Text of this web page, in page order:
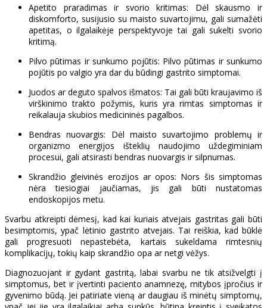
Apetito praradimas ir svorio kritimas: Dėl skausmo ir
diskomforto, susijusio su maisto suvartojimu, gali sumažėti
apetitas, o ilgalaikėje perspektyvoje tai gali sukelti svorio
kritimą.
Pilvo pūtimas ir sunkumo pojūtis: Pilvo pūtimas ir sunkumo
pojūtis po valgio yra dar du būdingi gastrito simptomai.
Juodos ar deguto spalvos išmatos: Tai gali būti kraujavimo iš
virškinimo trakto požymis, kuris yra rimtas simptomas ir
reikalauja skubios medicininės pagalbos.
Bendras nuovargis: Dėl maisto suvartojimo problemų ir
organizmo energijos išteklių naudojimo uždegiminiam
procesui, gali atsirasti bendras nuovargis ir silpnumas.
Skrandžio gleivinės erozijos ar opos: Nors šis simptomas
nėra tiesiogiai jaučiamas, jis gali būti nustatomas
endoskopijos metu.
Svarbu atkreipti dėmesį, kad kai kuriais atvejais gastritas gali būti
besimptomis, ypač lėtinio gastrito atvejais. Tai reiškia, kad būklė
gali progresuoti nepastebėta, kartais sukeldama rimtesnių
komplikacijų, tokių kaip skrandžio opa ar netgi vėžys.
Diagnozuojant ir gydant gastritą, labai svarbu ne tik atsižvelgti į
simptomus, bet ir įvertinti paciento anamnezę, mitybos įpročius ir
gyvenimo būdą. Jei patiriate vieną ar daugiau iš minėtų simptomų,